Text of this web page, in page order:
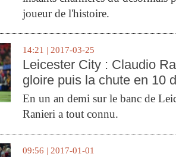
joueur de l'histoire.
14:21 | 2017-03-25
Leicester City : Claudio
gloire puis la chute en 10
En un an demi sur le banc de
Ranieri a tout connu.
09:56 | 2017-01-01